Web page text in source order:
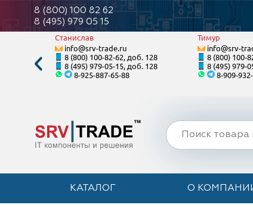
8 (800) 100 82 62
8 (495) 979 05 15
Станислав
info@srv-trade.ru
8 (800) 100-82-62, доб. 128
8 (495) 979-05-15, доб. 128
8-925-887-65-88
Тимур
info@srv-
8 (800) 100-
8 (495) 979-
8-909-
КАТАЛОГ О